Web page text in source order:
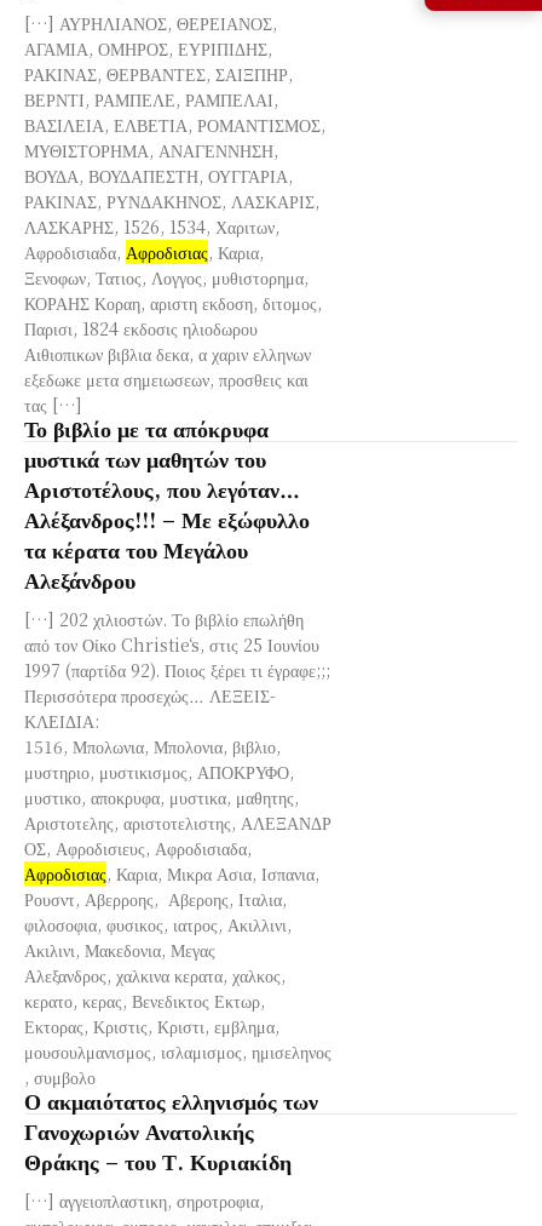
[…] ΑΥΡΗΛΙΑΝΟΣ, ΘΕΡΕΙΑΝΟΣ,
ΑΓΑΜΙΑ, ΟΜΗΡΟΣ, ΕΥΡΙΠΙΔΗΣ,
ΡΑΚΙΝΑΣ, ΘΕΡΒΑΝΤΕΣ, ΣΑΙΞΠΗΡ,
ΒΕΡΝΤΙ, ΡΑΜΠΕΛΕ, ΡΑΜΠΕΛΑΙ,
ΒΑΣΙΛΕΙΑ, ΕΛΒΕΤΙΑ, ΡΟΜΑΝΤΙΣΜΟΣ,
ΜΥΘΙΣΤΟΡΗΜΑ, ΑΝΑΓΕΝΝΗΣΗ,
ΒΟΥΔΑ, ΒΟΥΔΑΠΕΣΤΗ, ΟΥΓΓΑΡΙΑ,
ΡΑΚΙΝΑΣ, ΡΥΝΔΑΚΗΝΟΣ, ΛΑΣΚΑΡΙΣ,
ΛΑΣΚΑΡΗΣ, 1526, 1534, Χαριτων,
Αφροδισιαδα, Αφροδισιας, Καρια,
Ξενοφων, Τατιος, Λογγος, μυθιστορημα,
ΚΟΡΑΗΣ Κοραη, αριστη εκδοση, διτομος,
Παρισι, 1824 εκδοσις ηλιοδωρου
Αιθιοπικων βιβλια δεκα, α χαριν ελληνων
εξεδωκε μετα σημειωσεων, προσθεις και
τας […]
Το βιβλίο με τα απόκρυφα
μυστικά των μαθητών του
Αριστοτέλους, που λεγόταν…
Αλέξανδρος!!! – Με εξώφυλλο
τα κέρατα του Μεγάλου
Αλεξάνδρου
[…] 202 χιλιοστών. Το βιβλίο επωλήθη
από τον Οίκο Christie‘s, στις 25 Ιουνίου
1997 (παρτίδα 92). Ποιος ξέρει τι έγραφε;;;
Περισσότερα προσεχώς… ΛΕΞΕΙΣ-
ΚΛΕΙΔΙΑ:
1516, Μπολωνια, Μπολονια, βιβλιο,
μυστηριο, μυστικισμος, ΑΠΟΚΡΥΦΟ,
μυστικο, αποκρυφα, μυστικα, μαθητης,
Αριστοτελης, αριστοτελιστης, ΑΛΕΞΑΝΔΡ
ΟΣ, Αφροδισιευς, Αφροδισιαδα,
Αφροδισιας, Καρια, Μικρα Ασια, Ισπανια,
Ρουσντ, Αβερροης, Αβεροης, Ιταλια,
φιλοσοφια, φυσικος, ιατρος, Ακιλλινι,
Ακιλινι, Μακεδονια, Μεγας
Αλεξανδρος, χαλκινα κερατα, χαλκος,
κερατο, κερας, Βενεδικτος Εκτωρ,
Εκτορας, Κριστις, Κριστι, εμβλημα,
μουσουλμανισμος, ισλαμισμος, ημισεληνος
, συμβολο
Ο ακμαιότατος ελληνισμός των
Γανοχωριών Ανατολικής
Θράκης – του Τ. Κυριακίδη
[…] αγγειοπλαστικη, σηροτροφια,